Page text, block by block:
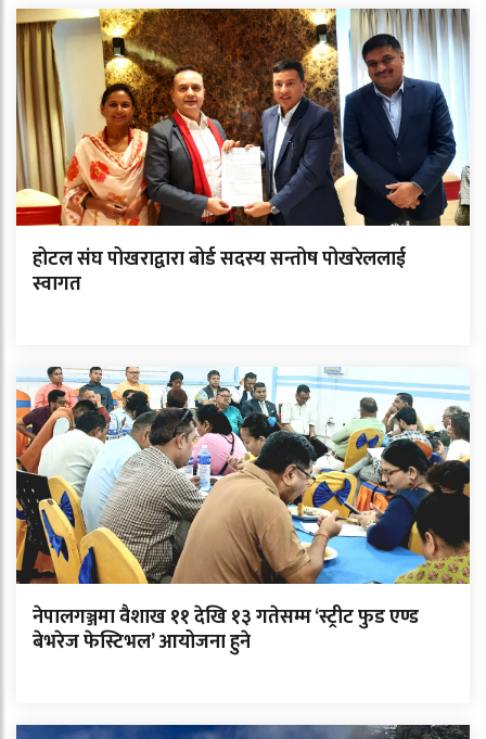
होटल संघ पोखराद्वारा बोर्ड सदस्य सन्तोष पोखरेललाई
स्वागत
नेपालगञ्जमा वैशाख ११ देखि १३ गतेसम्म ‘स्ट्रीट फुड एण्ड
बेभरेज फेस्टिभल’ आयोजना हुने